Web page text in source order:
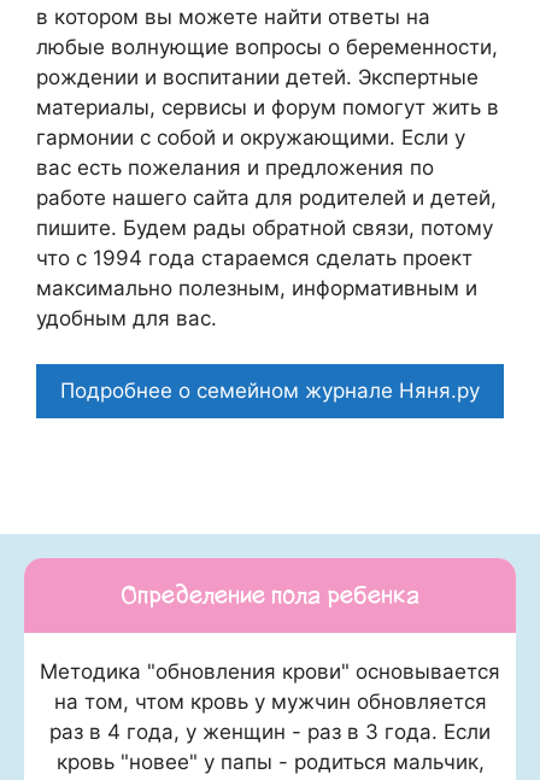
в котором вы можете найти ответы на
любые волнующие вопросы о беременности,
рождении и воспитании детей. Экспертные
материалы, сервисы и форум помогут жить в
гармонии с собой и окружающими. Если у
вас есть пожелания и предложения по
работе нашего сайта для родителей и детей,
пишите. Будем рады обратной связи, потому
что c 1994 года стараемся сделать проект
максимально полезным, информативным и
удобным для вас.
Подробнее о семейном журнале Няня.ру
Определение пола ребенка
Методика "обновления крови" основывается
на том, чтом кровь у мужчин обновляется
раз в 4 года, у женщин - раз в 3 года. Если
кровь "новее" у папы - родиться мальчик,